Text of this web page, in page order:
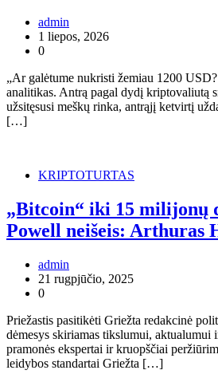
admin
1 liepos, 2026
0
„Ar galėtume nukristi žemiau 1200
analitikas. Antrą pagal dydį kriptovaliutą
užsitęsusi meškų rinka, antrąjį ketvirtį
[…]
KRIPTOTURTAS
„Bitcoin“ iki 15 milijonų
Powell neišeis: Arthuras
admin
21 rugpjūčio, 2025
0
Priežastis pasitikėti Griežta redakcinė
dėmesys skiriamas tikslumui, aktualumui
pramonės ekspertai ir kruopščiai
leidybos standartai Griežta […]